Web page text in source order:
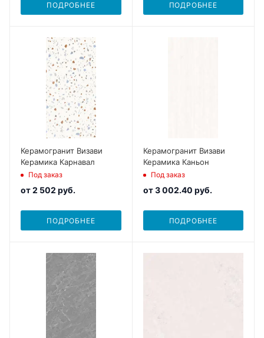
ПОДРОБНЕЕ ПОДРОБНЕЕ
Керамогранит Визави
Керамика Карнавал
Под заказ
от2 502 руб.
ПОДРОБНЕЕ
Керамогранит Визави
Керамика Каньон
Под заказ
от3 002.40 руб.
ПОДРОБНЕЕ